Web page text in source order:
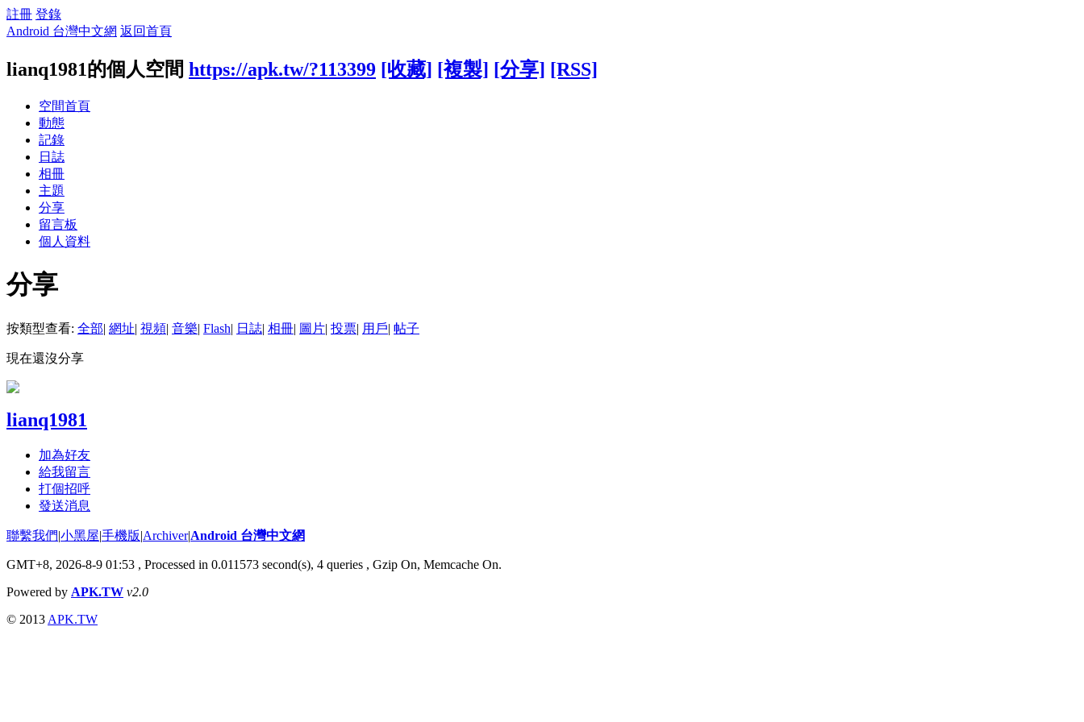
註冊 登錄
Android 台灣中文網 返回首頁
lianq1981的個人空間 https://apk.tw/?113399 [收藏] [複製] [分享] [RSS]
空間首頁
動態
記錄
日誌
相冊
主題
分享
留言板
個人資料
分享
按類型查看: 全部| 網址| 視頻| 音樂| Flash| 日誌| 相冊| 圖片| 投票| 用戶| 帖子
現在還沒分享
lianq1981
加為好友
給我留言
打個招呼
發送消息
聯繫我們|小黑屋|手機版|Archiver|Android 台灣中文網
GMT+8, 2026-8-9 01:53 , Processed in 0.011573 second(s), 4 queries , Gzip On, Memcache On.
Powered by APK.TW v2.0
© 2013 APK.TW